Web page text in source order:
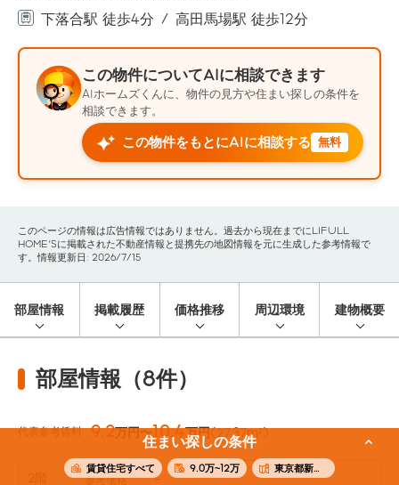
住まい探しの条件
賃貸住宅すべて 9.0万~12万 東京都新宿区
下落合駅 徒歩4分
高田馬場駅 徒歩12分
この物件についてAIに相談できます
AIホームズくんに、物件の見方や住まい探しの条件を
相談できます。
この物件をもとにAIに相談する 無料
このページの情報は広告情報ではありません。過去から現在までにLIFULL
HOME'Sに掲載された不動産情報と提携先の地図情報を元に生成した参考情報で
す。情報更新日: 2026/7/15
部屋情報 掲載履歴 価格推移 周辺環境 建物概要
部屋情報（8件）
代表参考賃料 9.2万円〜10.4万円(27.37m²)
参考価格 -